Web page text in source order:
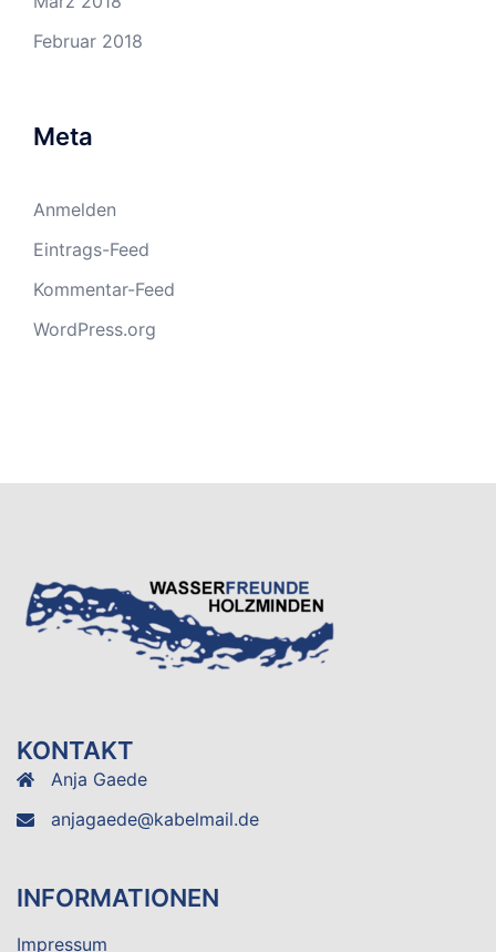
Februar 2018
Meta
Anmelden
Eintrags-Feed
Kommentar-Feed
WordPress.org
KONTAKT
Anja Gaede
anjagaede@kabelmail.de
INFORMATIONEN
Impressum